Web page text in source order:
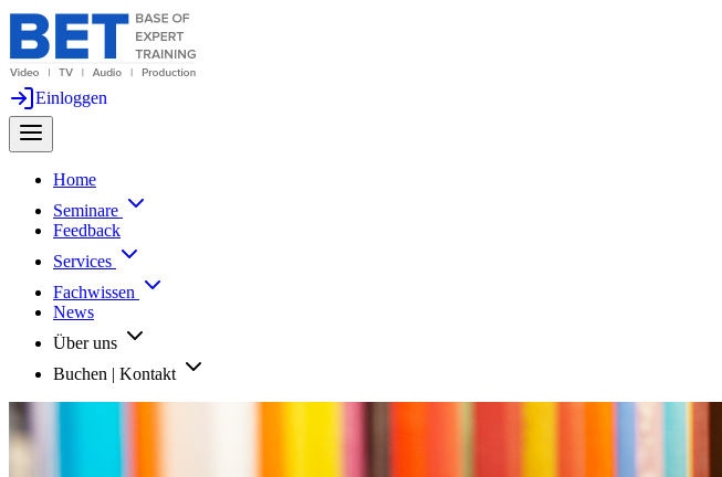
Einloggen
Home
Seminare
Feedback
Services
Fachwissen
News
Über uns
Buchen | Kontakt